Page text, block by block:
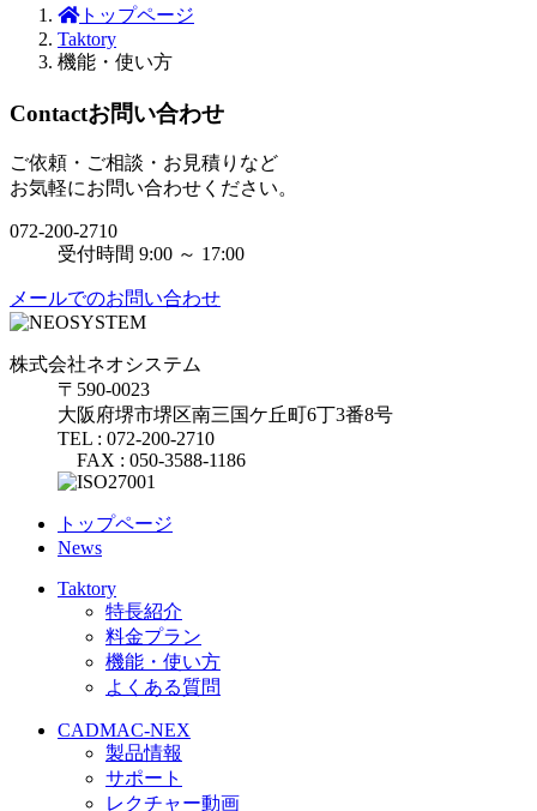
トップページ
Taktory
機能・使い方
Contactお問い合わせ
ご依頼・ご相談・お見積りなど
お気軽にお問い合わせください。
072-200-2710
受付時間 9:00 ～ 17:00
メールでのお問い合わせ
株式会社ネオシステム
〒590-0023
大阪府堺市堺区南三国ケ丘町6丁3番8号
TEL : 072-200-2710
FAX : 050-3588-1186
トップページ
News
Taktory
特長紹介
料金プラン
機能・使い方
よくある質問
CADMAC-NEX
製品情報
サポート
レクチャー動画